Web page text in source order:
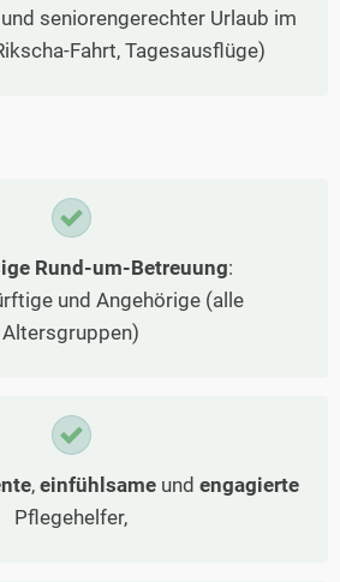
seniorengerechter Urlaub im
Fahrt, Tagesausflüge)
Rund-um-Betreuung:
und Angehörige (alle
Altersgruppen)
, einfühlsameund engagierte
Pflegehelfer,